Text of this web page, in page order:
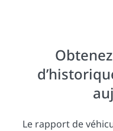
Le rapport de